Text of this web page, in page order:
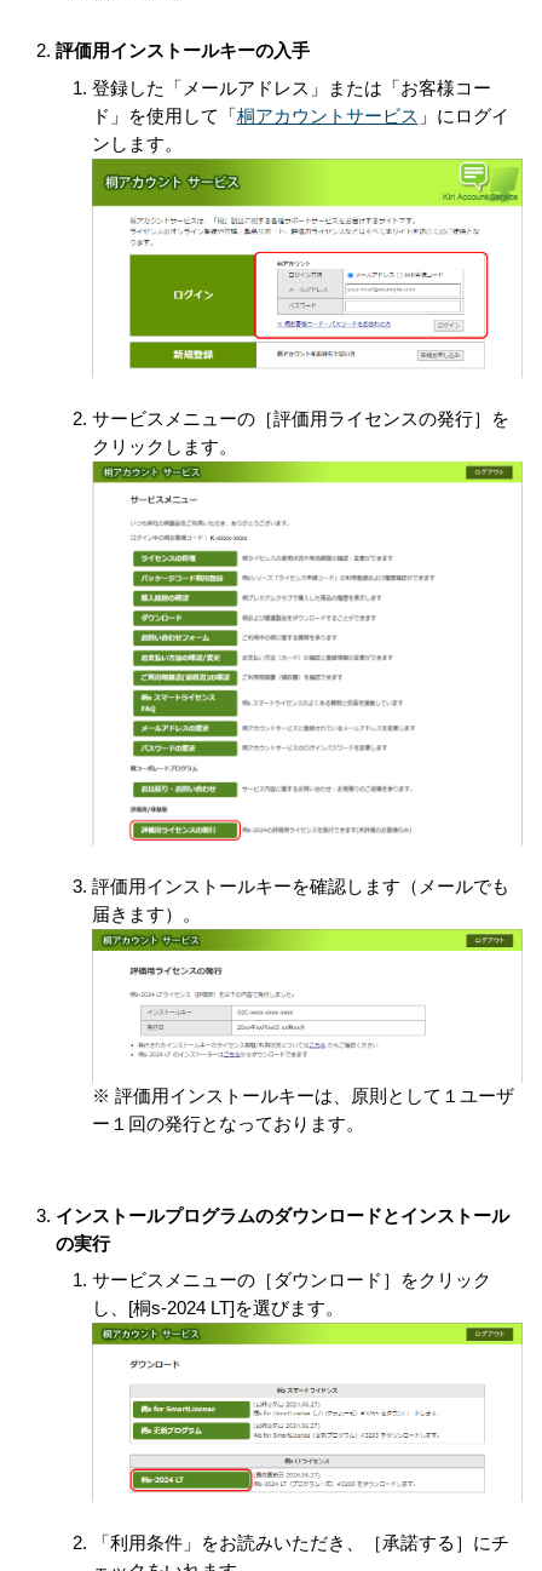
評価用インストールキーの入手
登録した「メールアドレス」または「お客様コー
ド」を使用して「桐アカウントサービス 」にログイ
ンします。
サービスメニューの［評価用ライセンスの発行］を
クリックします。
評価用インストールキーを確認します（メールでも
届きます）。
※ 評価用インストールキーは、原則として１ユーザ
ー１回の発行となっております。
インストールプログラムのダウンロードとインストール
の実行
サービスメニューの［ダウンロード］をクリック
し、[桐s-2024 LT]を選びます。
「利用条件」をお読みいただき、［承諾する］にチ